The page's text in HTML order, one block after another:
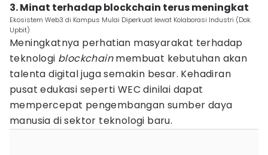
3. Minat terhadap blockchain terus meningkat
Ekosistem Web3 di Kampus Mulai Diperkuat lewat Kolaborasi Industri (Dok.
Upbit)
Meningkatnya perhatian masyarakat terhadap
teknologi blockchainmembuat kebutuhan akan
talenta digital juga semakin besar. Kehadiran
pusat edukasi seperti WEC dinilai dapat
mempercepat pengembangan sumber daya
manusia di sektor teknologi baru.